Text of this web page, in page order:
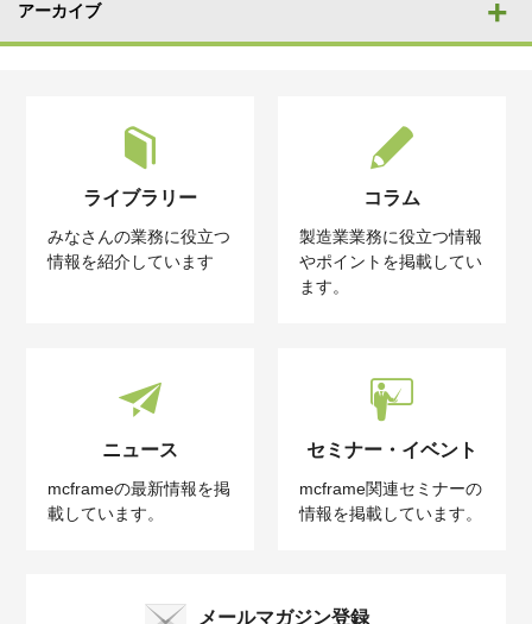
アーカイブ
ライブラリー
みなさんの業務に役立つ
情報を紹介しています
コラム
製造業業務に役立つ情報
やポイントを掲載してい
ます。
ニュース
mcframeの最新情報を掲
載しています。
セミナー・イベント
mcframe関連セミナーの
情報を掲載しています。
メールマガジン登録